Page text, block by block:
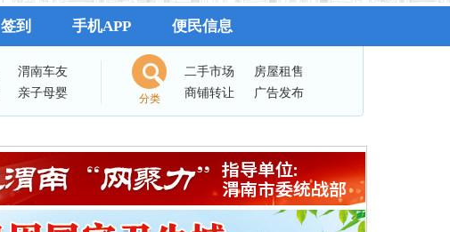
签到 手机APP 便民信息
渭南车友
亲子母婴
分类
二手市场
房屋租售
商铺转让
广告发布